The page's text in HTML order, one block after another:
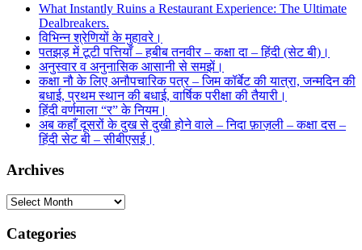
What Instantly Ruins a Restaurant Experience: The Ultimate
Dealbreakers.
विभिन्न श्रेणियों के मुहावरे।
पतझड़ में टूटी पत्तियाँ – हबीब तनवीर – कक्षा दा – हिंदी (सेट बी)।
अनुस्वार व अनुनासिक आसानी से समझें।
कक्षा नौ के लिए अनौपचारिक पत्र – जिम कॉर्बेट की यात्रा, जन्मदिन की
बधाई, प्रथम स्थान की बधाई, वार्षिक परीक्षा की तैयारी।
हिंदी वर्णमाला “र” के नियम।
अब कहाँ दूसरों के दुख से दुखी होने वाले – निदा फ़ाज़ली – कक्षा दस –
हिंदी सेट बी – सीबीएसई।
Archives
Archives
Categories